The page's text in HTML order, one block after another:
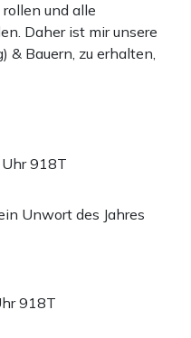
und alle
Daher ist mir unsere
& Bauern, zu erhalten,
918T
Unwort des Jahres
918T